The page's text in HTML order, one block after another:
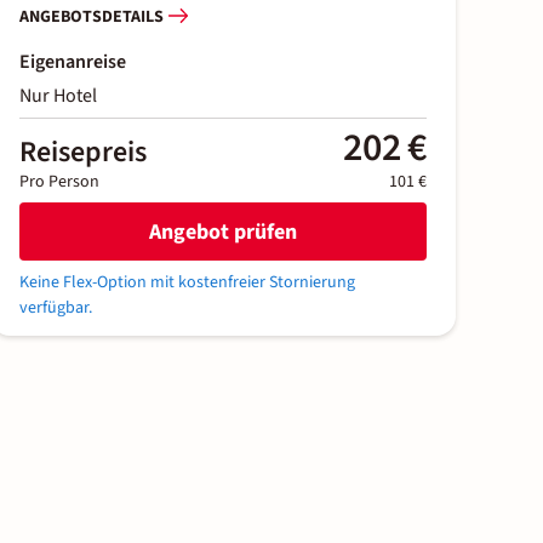
ANGEBOTSDETAILS
Eigenanreise
Nur Hotel
Reisepreis 202 €
Pro Person 101 €
Angebot prüfen
Keine Flex-Option mit kostenfreier Stornierung
verfügbar.